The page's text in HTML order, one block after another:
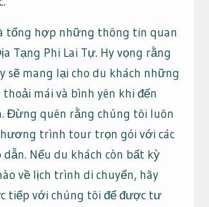
tổng hợp những thông tin quan
Tạng Phi Lai Tự. Hy vọng rằng
sẽ mang lại cho du khách những
mái và bình yên khi đến
Đừng quên rằng chúng tôi luôn
trình tour trọn gói với các
dẫn. Nếu du khách còn bất kỳ
về lịch trình di chuyển, hãy
tiếp với chúng tôi để được tư